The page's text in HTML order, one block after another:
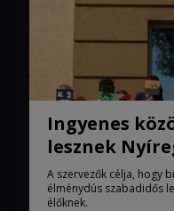
Ingyenes
lesznek
A szervezők célja, hogy
élménydús szabadidős
élőknek.